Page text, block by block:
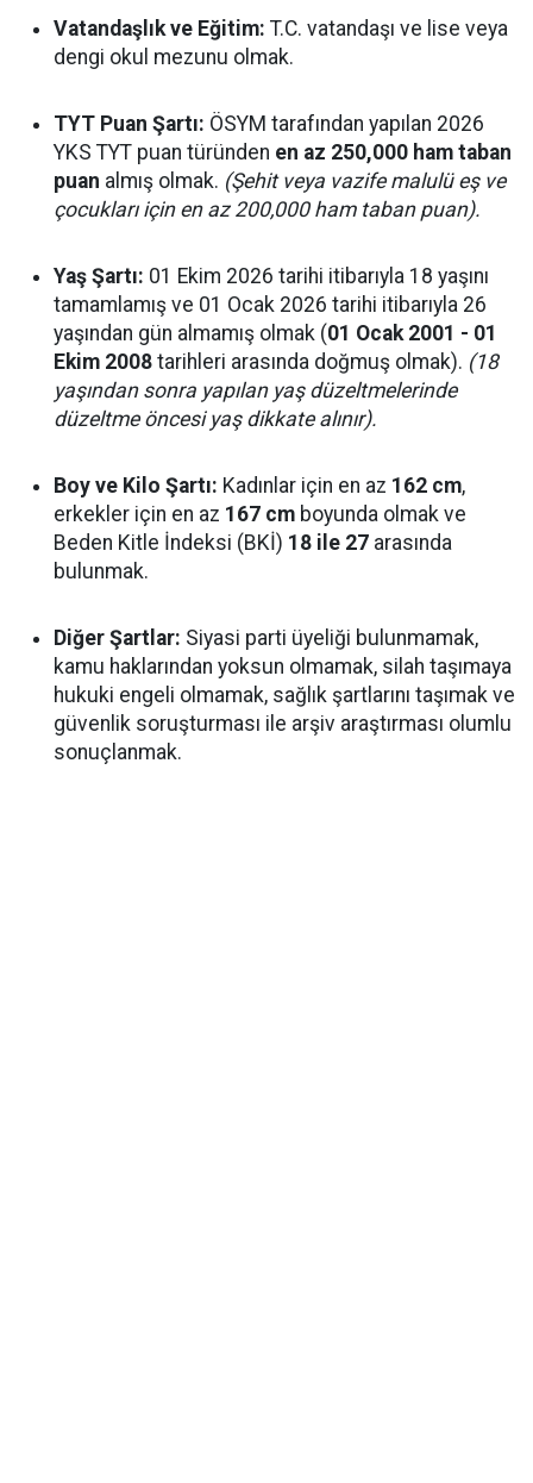
Vatandaşlık ve Eğitim: T.C. vatandaşı ve lise veya
dengi okul mezunu olmak.
TYT Puan Şartı: ÖSYM tarafından yapılan 2026
YKS TYT puan türünden en az 250,000 ham taban
puan almış olmak. (Şehit veya vazife malulü eş ve
çocukları için en az 200,000 ham taban puan).
Yaş Şartı: 01 Ekim 2026 tarihi itibarıyla 18 yaşını
tamamlamış ve 01 Ocak 2026 tarihi itibarıyla 26
yaşından gün almamış olmak (01 Ocak 2001 - 01
Ekim 2008 tarihleri arasında doğmuş olmak). (18
yaşından sonra yapılan yaş düzeltmelerinde
düzeltme öncesi yaş dikkate alınır).
Boy ve Kilo Şartı: Kadınlar için en az 162 cm,
erkekler için en az 167 cm boyunda olmak ve
Beden Kitle İndeksi (BKİ) 18 ile 27 arasında
bulunmak.
Diğer Şartlar: Siyasi parti üyeliği bulunmamak,
kamu haklarından yoksun olmamak, silah taşımaya
hukuki engeli olmamak, sağlık şartlarını taşımak ve
güvenlik soruşturması ile arşiv araştırması olumlu
sonuçlanmak.